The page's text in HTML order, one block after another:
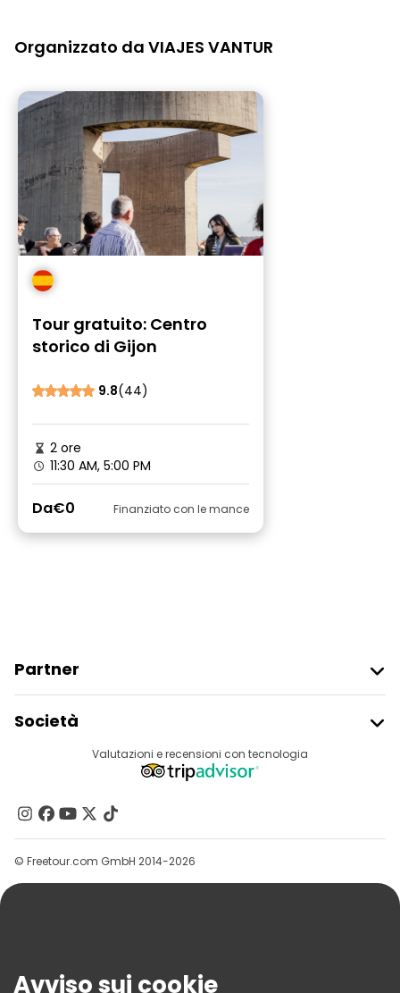
Organizzato da VIAJES VANTUR
Tour gratuito: Centro
storico di Gijon
9.8(44)
2 ore
11:30 AM, 5:00 PM
Da€0 Finanziato con le mance
Partner
Accesso Del Fornitore
Programma Di Affiliazione
Società
Destinazioni
Contattaci
Gruppi
Aiuto
Termini E Condizioni
Valutazioni e recensioni con tecnologia
© Freetour.com GmbH 2014-2026
Avviso sui cookie